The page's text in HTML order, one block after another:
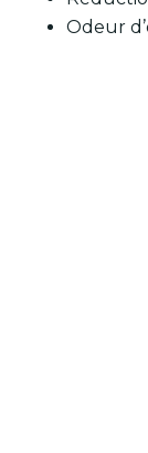
Odeur